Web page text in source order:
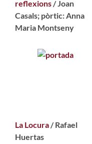
reflexions / Joan
Casals; pòrtic: Anna
Maria Montseny
La Locura / Rafael
Huertas